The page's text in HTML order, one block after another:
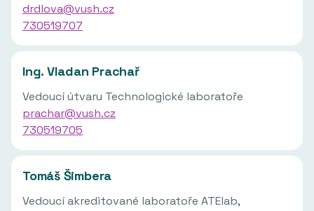
drdlova@vush.cz
730519707
Ing. Vladan Prachař
Vedoucí útvaru Technologické laboratoře
prachar@vush.cz
730519705
Tomáš Šimbera
Vedoucí akreditované laboratoře ATElab,